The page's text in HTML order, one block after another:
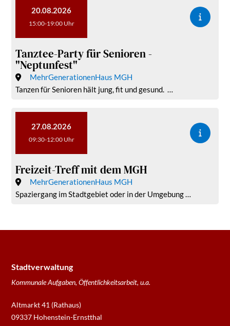
20.08.2026
15:00-19:00 Uhr
Tanztee-Party für Senioren -
"Neptunfest"
MehrGenerationenHaus MGH
Tanzen für Senioren hält jung, fit und gesund. …
27.08.2026
09:30-12:00 Uhr
Freizeit-Treff mit dem MGH
MehrGenerationenHaus MGH
Spaziergang im Stadtgebiet oder in der Umgebung …
Stadtverwaltung
Kommunale Aufgaben, Öffentlichkeitsarbeit, u.a.
Altmarkt 41 (Rathaus)
09337 Hohenstein-Ernstthal